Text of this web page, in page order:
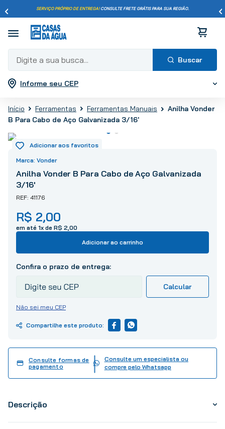
SERVIÇO PRÓPRIO DE ENTREGA!CONSULTE FRETE GRÁTIS PARA SUA REGIÃO.
Digite a sua busca...
Informe seu CEP
Ferramentas Ferramentas Manuais
Anilha Vonder
B Para Cabo de Aço Galvanizada 3/16'
Vonder
Anilha Vonder B Para Cabo de Aço Galvanizada
3/16'
41176
R$ 2,00
em até 1x de R$ 2,00
Adicionar ao carrinho
Não sei meu CEP
Consulte formas de
pagamento
Consulte um especialista ou
compre pelo Whatsapp
Descrição
Termos mais buscados
porcelanato
4
º
revestimento
5º
vaso sanitário
6º
chuveiro
7º
8º
torneira
9º
telha
10º tinta